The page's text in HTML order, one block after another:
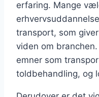
erfaring. Mange
transport, som
viden om
emner som
toldbehandling, og